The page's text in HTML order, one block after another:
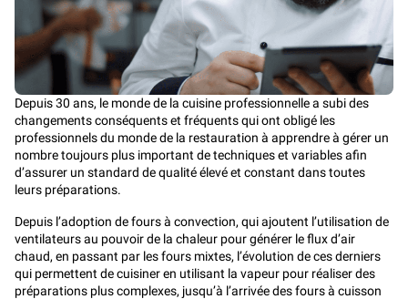
Depuis 30 ans, le monde de la cuisine professionnelle a subi des
changements conséquents et fréquents qui ont obligé les
professionnels du monde de la restauration à apprendre à gérer un
nombre toujours plus important de techniques et variables afin
d’assurer un standard de qualité élevé et constant dans toutes
leurs préparations.
Depuis l’adoption defours à convection, qui ajoutent l’utilisation de
ventilateurs au pouvoir de la chaleur pour générer le flux d’air
chaud, en passant par lesfours mixtes, l’évolution de ces derniers
qui permettent de cuisiner en utilisant la vapeur pour réaliser des
préparations plus complexes, jusqu’à l’arrivée desfours à cuisson